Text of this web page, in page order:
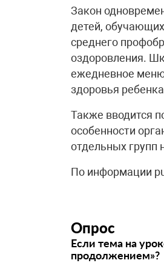
Закон
детей,
среднего
оздоровления.
ежедневное меню
здоровья
Также вводится
особенности
отдельных групп
По информации
Опрос
Если тема на
продолжением»?